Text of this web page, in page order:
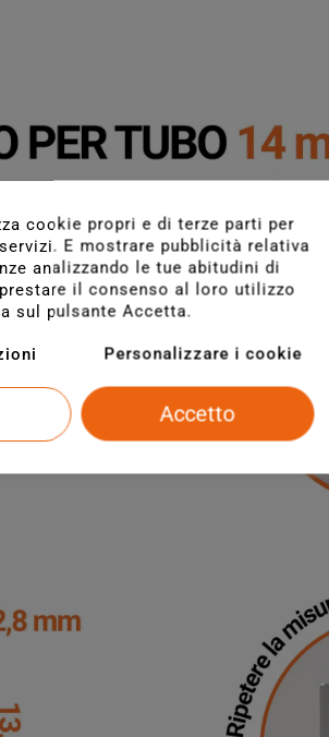
cookie propri e di terze parti per
E mostrare pubblicità relativa
analizzando le tue abitudini di
il consenso al loro utilizzo
sul pulsante Accetta.
Personalizzare i cookie
Accetto